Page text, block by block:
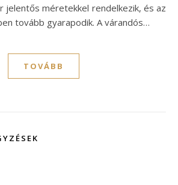
jelentős méretekkel rendelkezik, és az
tovább gyarapodik. A várandós…
TOVÁBB